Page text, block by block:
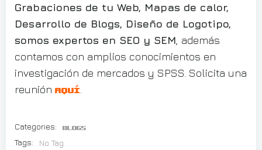
Grabaciones de tu Web, Mapas de calor,
Desarrollo de Blogs, Diseño de Logotipo,
somos expertos en SEO y SEM , además
contamos con amplios conocimientos en
investigación de mercados y SPSS. Solicita una
reunión aquí
Categories: Blogs
Tags: No Tag